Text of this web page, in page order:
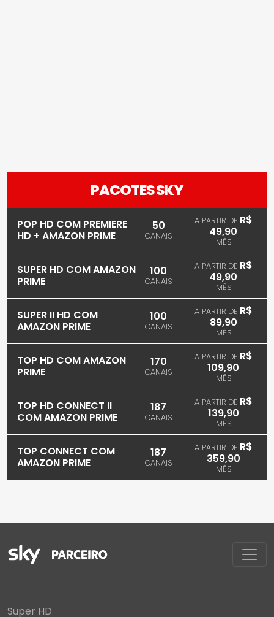
PACOTES SKY
POP HD COM PREMIERE
HD + AMAZON PRIME
50
CANAIS
A PARTIR DE R$
49,90
MÊS
SUPER HD COM AMAZON
PRIME
100
CANAIS
A PARTIR DE R$
49,90
MÊS
SUPER II HD COM
AMAZON PRIME
100
CANAIS
A PARTIR DE R$
89,90
MÊS
TOP HD COM AMAZON
PRIME
170
CANAIS
A PARTIR DE R$
109,90
MÊS
TOP HD CONNECT II
COM AMAZON PRIME
187
CANAIS
A PARTIR DE R$
139,90
MÊS
TOP CONNECT COM
AMAZON PRIME
187
CANAIS
A PARTIR DE R$
359,90
MÊS
Super HD